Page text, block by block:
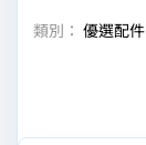
類別： 優選配件